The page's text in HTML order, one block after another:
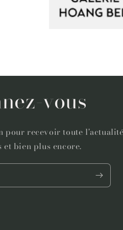
vous
recevoir toute
et bien plus encore.